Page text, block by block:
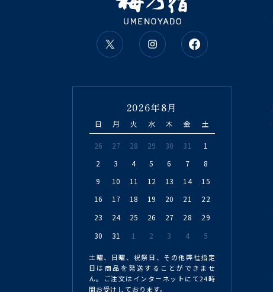
2026年8月
日 月 火 水 木 金 土
26 27 28 29 30 31
1
2
3 4 5 6 7
8
9
10 11 12 13 14
15
16
17 18 19 20 21
22
23
24 25 26 27 28
29
30
31 1 2 3 4 5
土曜、日曜、祝祭日、その他弊社指定
日は商品を発送することができませ
ん。ご注文はインターネットにて24時
間お受けしております。